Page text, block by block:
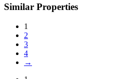
Similar Properties
1
2
3
4
→